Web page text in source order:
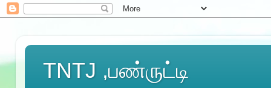
TNTJ ,பண்ருட்டி